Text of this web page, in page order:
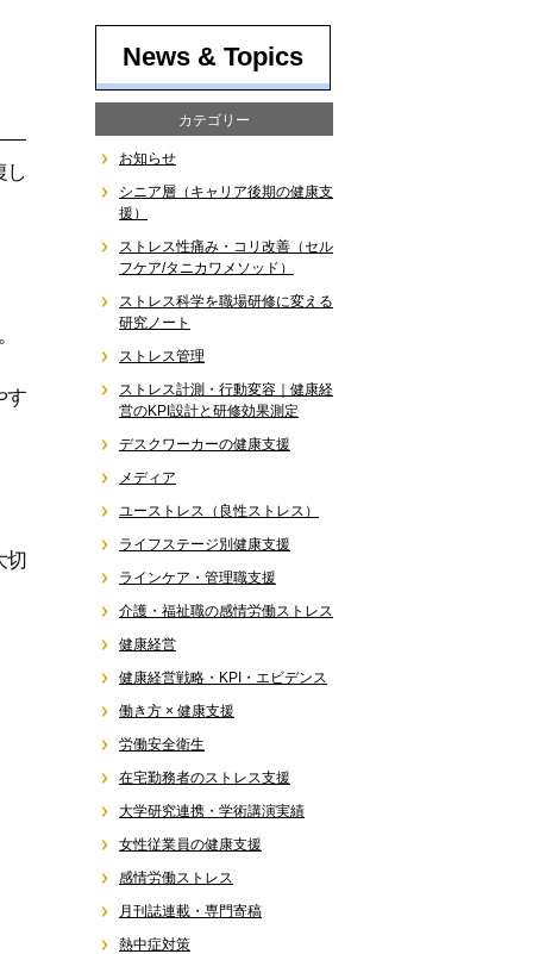
し
す
切
News & Topics
カテゴリー
お知らせ
シニア層（キャリア後期の健康支
援）
ストレス性痛み・コリ改善（セル
フケア/タニカワメソッド）
ストレス科学を職場研修に変える
研究ノート
ストレス管理
ストレス計測・行動変容｜健康経
営のKPI設計と研修効果測定
デスクワーカーの健康支援
メディア
ユーストレス（良性ストレス）
ライフステージ別健康支援
ラインケア・管理職支援
介護・福祉職の感情労働ストレス
健康経営
健康経営戦略・KPI・エビデンス
働き方 × 健康支援
労働安全衛生
在宅勤務者のストレス支援
大学研究連携・学術講演実績
女性従業員の健康支援
感情労働ストレス
月刊誌連載・専門寄稿
熱中症対策